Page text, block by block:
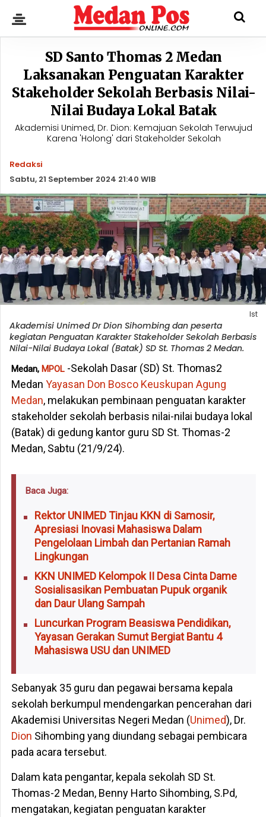
SD Santo Thomas 2 Medan
Laksanakan Penguatan Karakter
Stakeholder Sekolah Berbasis Nilai-
Nilai Budaya Lokal Batak
Akademisi Unimed, Dr. Dion: Kemajuan Sekolah Terwujud
Karena 'Holong' dari Stakeholder Sekolah
Redaksi
Sabtu, 21 September 2024 21:40 WIB
Ist
Akademisi Unimed Dr Dion Sihombing dan peserta
kegiatan Penguatan Karakter Stakeholder Sekolah Berbasis
Nilai-Nilai Budaya Lokal (Batak) SD St. Thomas 2 Medan.
Medan, MPOL-Sekolah Dasar (SD) St. Thomas2
Medan Yayasan Don Bosco Keuskupan Agung
Medan, melakukan pembinaan penguatan karakter
stakeholder sekolah berbasis nilai-nilai budaya lokal
(Batak) di gedung kantor guru SD St. Thomas-2
Medan, Sabtu (21/9/24).
Baca Juga:
Rektor UNIMED Tinjau KKN di Samosir,
Apresiasi Inovasi Mahasiswa Dalam
Pengelolaan Limbah dan Pertanian Ramah
Lingkungan
KKN UNIMED Kelompok II Desa Cinta Dame
Sosialisasikan Pembuatan Pupuk organik
dan Daur Ulang Sampah
Luncurkan Program Beasiswa Pendidikan,
Yayasan Gerakan Sumut Bergiat Bantu 4
Mahasiswa USU dan UNIMED
Sebanyak 35 guru dan pegawai bersama kepala
sekolah berkumpul mendengarkan pencerahan dari
Akademisi Universitas Negeri Medan (Unimed), Dr.
Dion Sihombing yang diundang sebagai pembicara
pada acara tersebut.
Dalam kata pengantar, kepala sekolah SD St.
Thomas-2 Medan, Benny Harto Sihombing, S.Pd,
mengatakan, kegiatan penguatan karakter